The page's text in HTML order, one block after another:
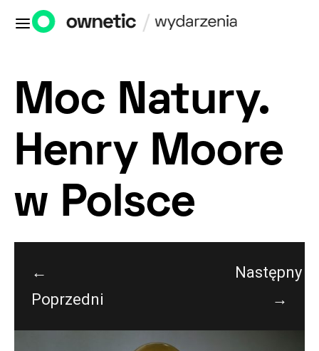
Moc Natury.
Henry Moore
w Polsce
←
Poprzedni
Następny
→